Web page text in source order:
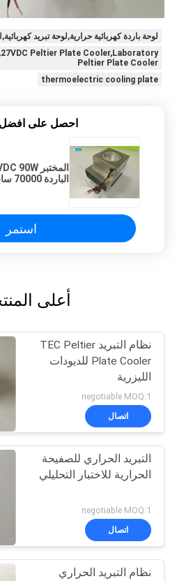
لوحة باردة كهربائية حرارية,لوحة تبريد
Peltier Plate Cooler,Laboratory
Peltier Plate Cooler
thermoelectric cooling plate
احصل على
الباردة 70000 ساعة عمر
استمر
أعلى
نظام التبريد TEC Peltier
Plate Cooler للديودات
الليزرية
negotiable MOQ:1
اتصال
التبريد الحراري للصفيحة
الحرارية للاختبار التحليلي
negotiable MOQ:1
اتصال
نظام التبريد الحراري